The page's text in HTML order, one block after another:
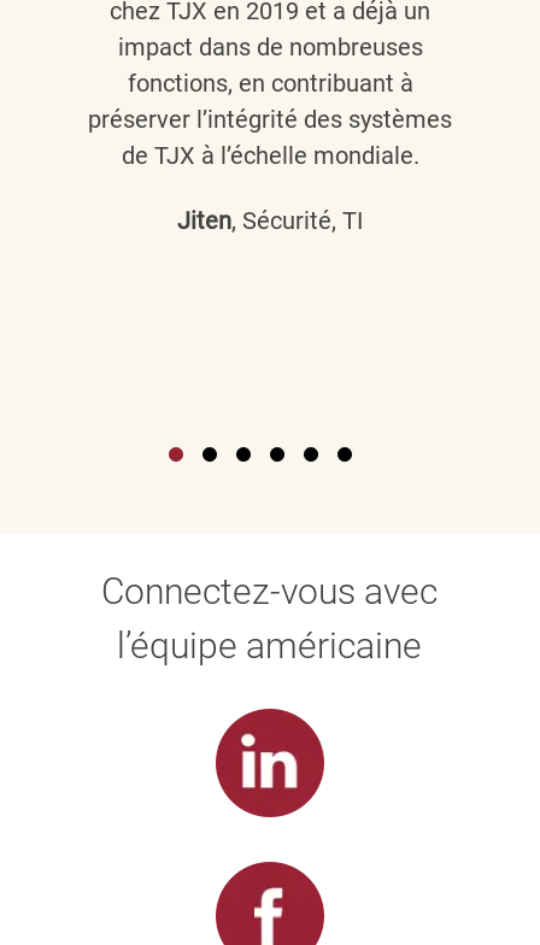
chez TJX en 2019 et a déjà un
impact dans de nombreuses
fonctions, en contribuant à
préserver l’intégrité des systèmes
de TJX à l’échelle mondiale.
Jiten, Sécurité, TI
Connectez-vous avec
l’équipe américaine